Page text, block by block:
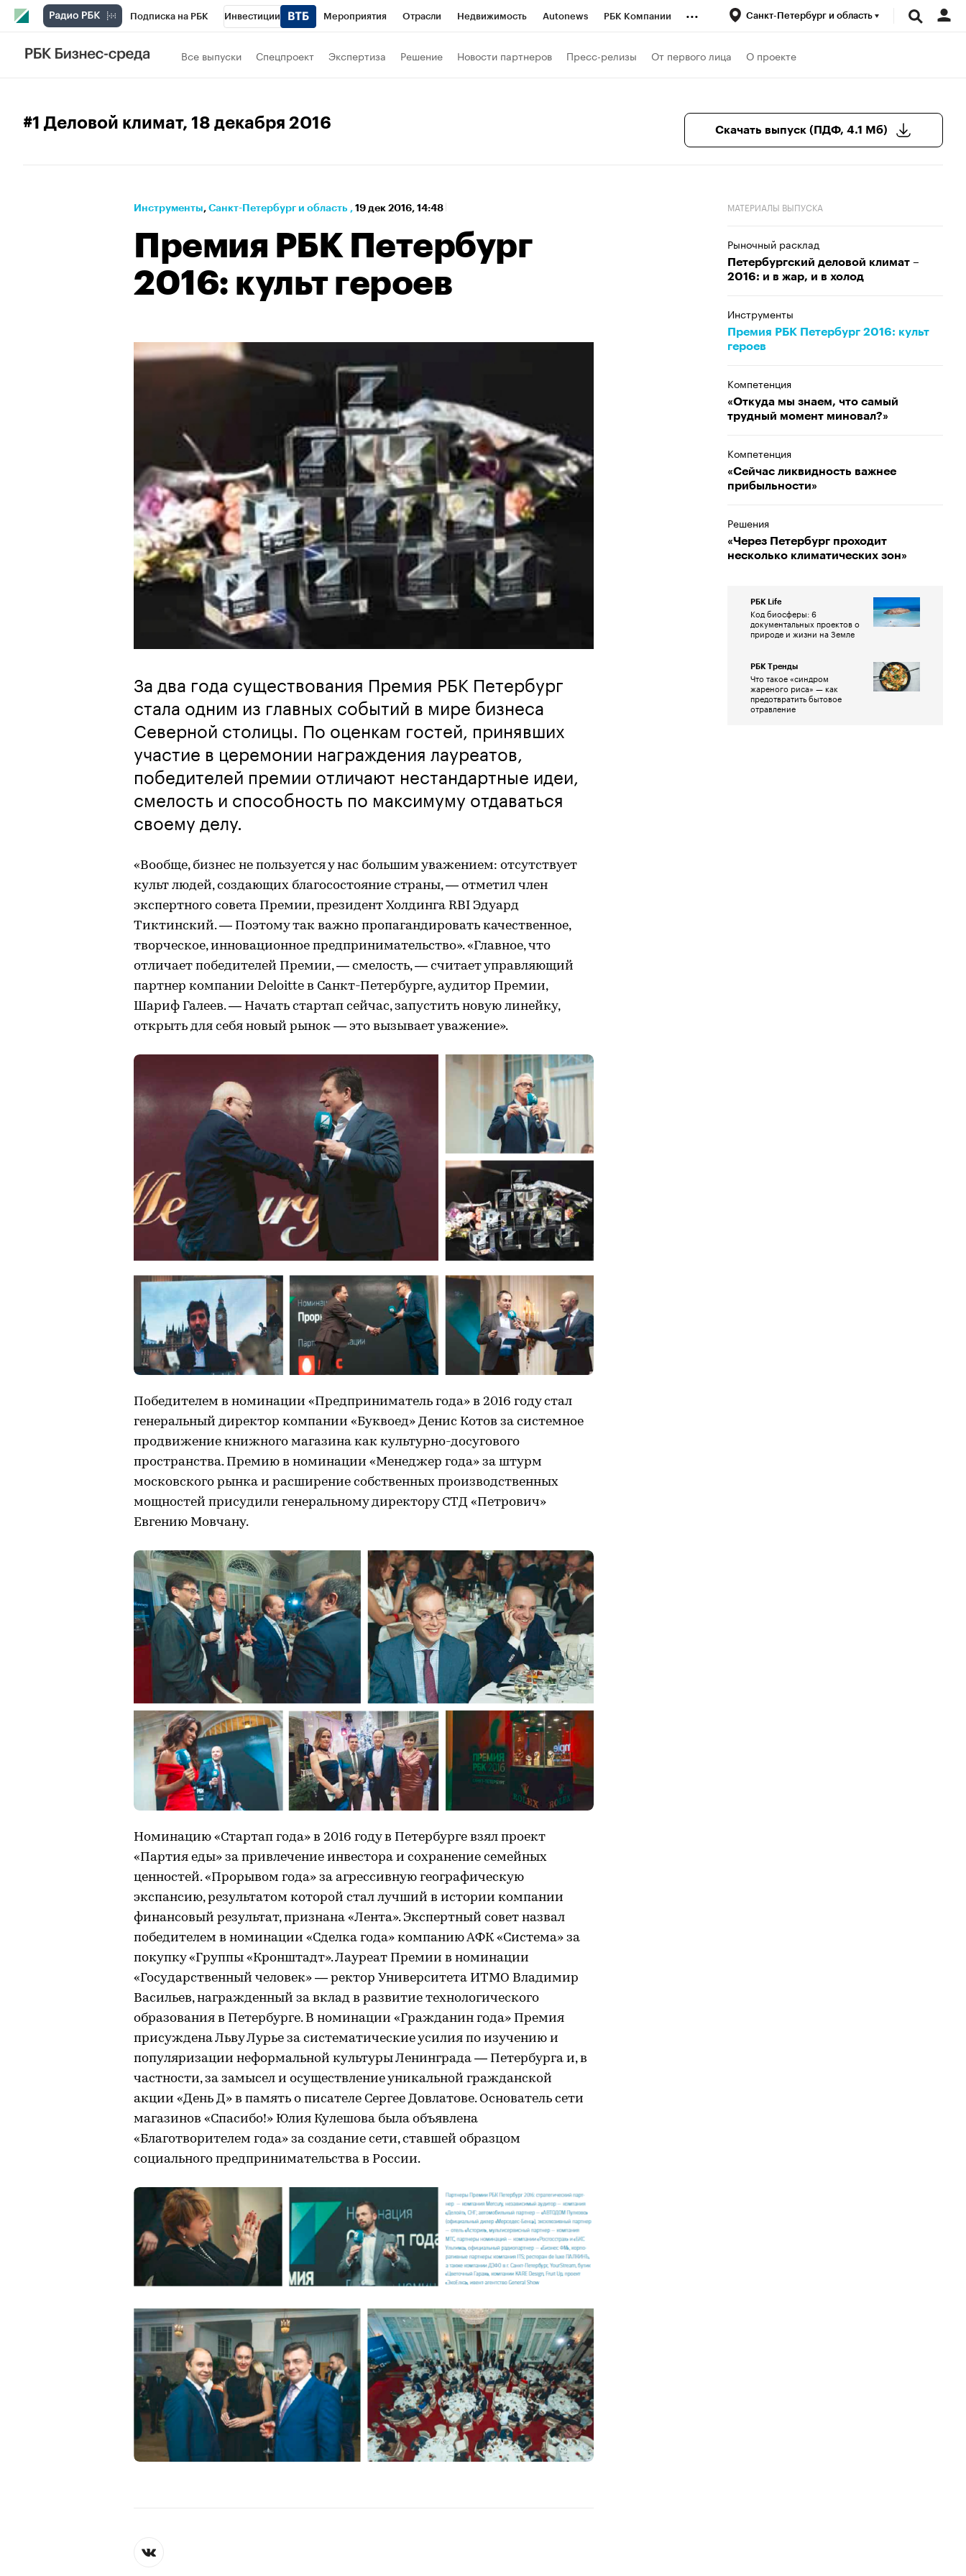
Подписка на РБК Инвестиции Мероприятия Отрасли Недвижимость Autonews РБК Компании
Телеканал
Кредитные рейтинги
... Санкт-Петербург и область
Все выпуски Спецпроект Экспертиза Решение Новости партнеров Пресс-релизы От первого лица О проекте
#1 Деловой климат, 18 декабря 2016 Скачать выпуск (ПДФ, 4.1 Мб)
Инструменты⁠, Санкт-Петербург и область , 19 дек 2016, 14:48
Премия РБК Петербург
2016: культ героев
За два года существования Премия РБК Петербург
стала одним из главных событий в мире бизнеса
Северной столицы. По оценкам гостей, принявших
участие в церемонии награждения лауреатов,
победителей премии отличают нестандартные идеи,
смелость и способность по максимуму отдаваться
своему делу.
«Вообще, бизнес не пользуется у нас большим уважением: отсутствует
культ людей, создающих благосостояние страны, — отметил член
экспертного совета Премии, президент Холдинга RBI Эдуард
Тиктинский. — Поэтому так важно пропагандировать качественное,
творческое, инновационное предпринимательство». «Главное, что
отличает победителей Премии, — смелость, — считает управляющий
партнер компании Deloitte в Санкт-Петербурге, аудитор Премии,
Шариф Галеев. — Начать стартап сейчас, запустить новую линейку,
открыть для себя новый рынок — это вызывает уважение».
Победителем в номинации «Предприниматель года» в 2016 году стал
генеральный директор компании «Буквоед» Денис Котов за системное
продвижение книжного магазина как культурно-досугового
пространства. Премию в номинации «Менеджер года» за штурм
московского рынка и расширение собственных производственных
мощностей присудили генеральному директору СТД «Петрович»
Евгению Мовчану.
Номинацию «Стартап года» в 2016 году в Петербурге взял проект
«Партия еды» за привлечение инвестора и сохранение семейных
ценностей. «Прорывом года» за агрессивную географическую
экспансию, результатом которой стал лучший в истории компании
финансовый результат, признана «Лента». Экспертный совет назвал
победителем в номинации «Сделка года» компанию АФК «Система» за
покупку «Группы «Кронштадт». Лауреат Премии в номинации
«Государственный человек» — ректор Университета ИТМО Владимир
Васильев, награжденный за вклад в развитие технологического
образования в Петербурге. В номинации «Гражданин года» Премия
присуждена Льву Лурье за систематические усилия по изучению и
популяризации неформальной культуры Ленинграда — Петербурга и, в
частности, за замысел и осуществление уникальной гражданской
акции «День Д» в память о писателе Сергее Довлатове. Основатель сети
магазинов «Спасибо!» Юлия Кулешова была объявлена
«Благотворителем года» за создание сети, ставшей образцом
социального предпринимательства в России.
МАТЕРИАЛЫ ВЫПУСКА
Рыночный расклад
Петербургский деловой климат –
2016: и в жар, и в холод
Инструменты
Премия РБК Петербург 2016: культ
героев
Компетенция
«Откуда мы знаем, что самый
трудный момент миновал?»
Компетенция
«Сейчас ликвидность важнее
прибыльности»
Решения
«Через Петербург проходит
несколько климатических зон»
РБК Life
Код биосферы: 6
документальных проектов о
природе и жизни на Земле
РБК Тренды
Что такое «синдром
жареного риса» — как
предотвратить бытовое
отравление